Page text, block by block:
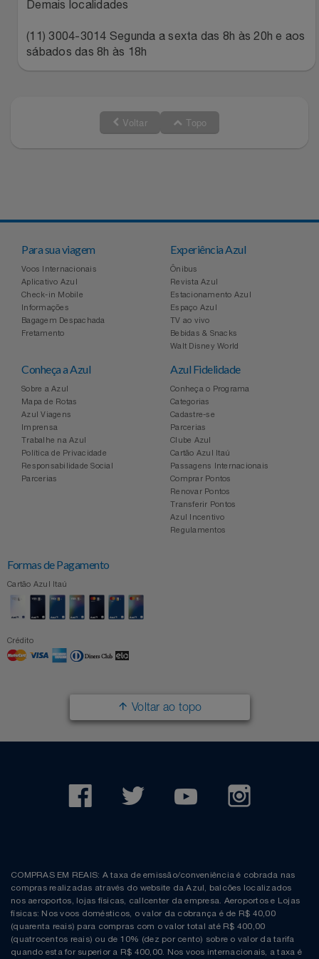
Notebooks E Tablet
Páscoa
Perfume
Pet
Relógios
Saúde E Bem-Estar
Utilidades Industriais
Vestuário
Natura
Netshoes
Perfumes & Cosméticos
Ponto Frio
Porto Brasil
Safe – Escola De Aviação
Stanley Pmi
The Bar
Top Store
Tramontina
Três Corações
Demais localidades
(11) 3004-3014 Segunda a sexta das 8h às 20h e aos
sábados das 8h às 18h
Voltar Topo
Para sua viagem
Voos Internacionais
Aplicativo Azul
Check-in Mobile
Informações
Bagagem Despachada
Fretamento
Experiência Azul
Ônibus
Revista Azul
Estacionamento Azul
Espaço Azul
TV ao vivo
Bebidas & Snacks
Walt Disney World
Conheça a Azul
Sobre a Azul
Mapa de Rotas
Azul Viagens
Imprensa
Trabalhe na Azul
Política de Privacidade
Responsabilidade Social
Parcerias
Azul Fidelidade
Conheça o Programa
Categorias
Cadastre-se
Parcerias
Clube Azul
Cartão Azul Itaú
Passagens Internacionais
Comprar Pontos
Renovar Pontos
Transferir Pontos
Azul Incentivo
Regulamentos
Formas de Pagamento
Cartão Azul Itaú
Crédito
Voltar ao topo
COMPRAS EM REAIS: A taxa de emissão/conveniência é cobrada nas
compras realizadas através do website da Azul, balcões localizados
nos aeroportos, lojas físicas, callcenter da empresa. Aeroportos e Lojas
físicas: Nos voos domésticos, o valor da cobrança é de R$ 40,00
(quarenta reais) para compras com o valor total até R$ 400,00
(quatrocentos reais) ou de 10% (dez por cento) sobre o valor da tarifa
quando esta for superior a R$ 400,00. Nos voos internacionais, a taxa é